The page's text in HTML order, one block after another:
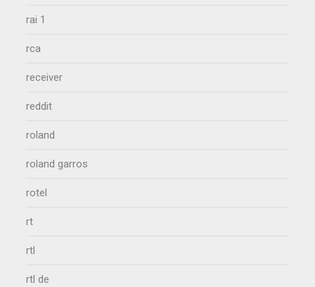
rai 1
rca
receiver
reddit
roland
roland garros
rotel
rt
rtl
rtl de